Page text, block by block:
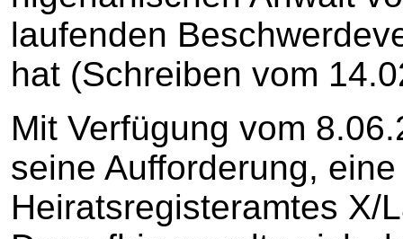
laufenden
hat (Schreiben vom
Mit Verfügung vom
seine Aufforderung,
Heiratsregisteramtes X/